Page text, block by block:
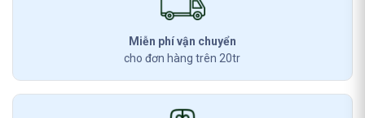
Miễn phí vận chuyển
cho đơn hàng trên 20tr